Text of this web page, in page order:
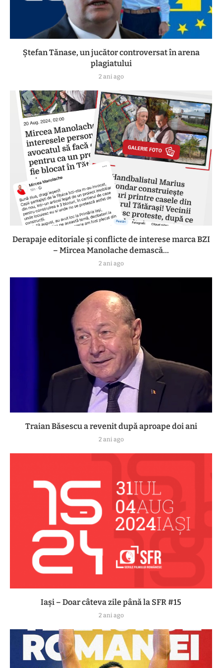
Ștefan Tănase, un jucător controversat în arena
plagiatului
2 ani ago
Derapaje editoriale și conflicte de interese marca BZI
– Mircea Manolache demască...
2 ani ago
Traian Băsescu a revenit după aproape doi ani
2 ani ago
Iași – Doar câteva zile până la SFR #15
2 ani ago